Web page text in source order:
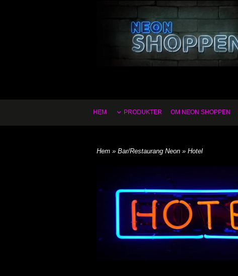
HEM PRODUKTER OM NEON SHOPPEN
Hem » Bar/Restaurang Neon » Hotel